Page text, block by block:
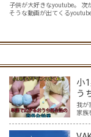
好んで見るyoutube
選
子供が大好きなyoutube。 次
そうな動画が出てくる
youtubeやゲーム、アプリだ…
小
う
我が
家族